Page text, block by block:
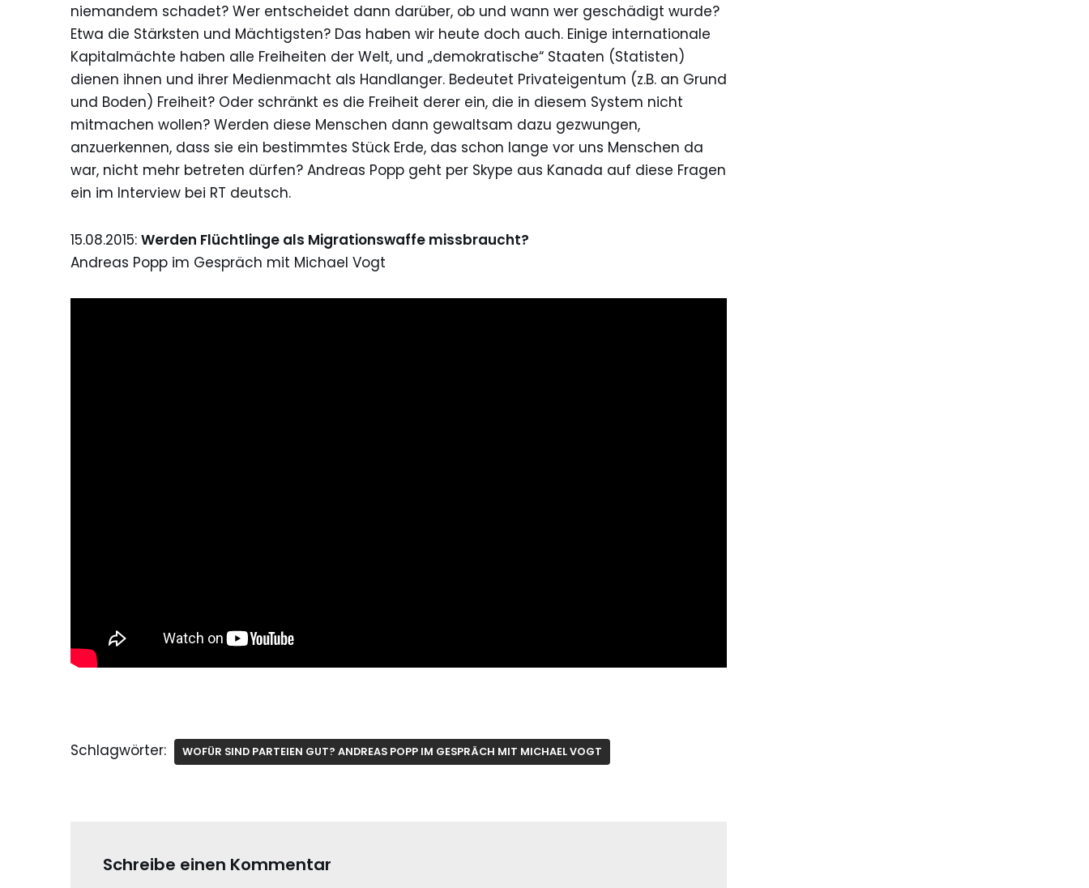
niemandem schadet? Wer entscheidet dann darüber, ob und wann wer geschädigt wurde?
Etwa die Stärksten und Mächtigsten? Das haben wir heute doch auch. Einige internationale
Kapitalmächte haben alle Freiheiten der Welt, und „demokratische“ Staaten (Statisten)
dienen ihnen und ihrer Medienmacht als Handlanger. Bedeutet Privateigentum (z.B. an Grund
und Boden) Freiheit? Oder schränkt es die Freiheit derer ein, die in diesem System nicht
mitmachen wollen? Werden diese Menschen dann gewaltsam dazu gezwungen,
anzuerkennen, dass sie ein bestimmtes Stück Erde, das schon lange vor uns Menschen da
war, nicht mehr betreten dürfen? Andreas Popp geht per Skype aus Kanada auf diese Fragen
ein im Interview bei RT deutsch.
15.08.2015: Werden Flüchtlinge als Migrationswaffe missbraucht?
Andreas Popp im Gespräch mit Michael Vogt
Schlagwörter: WOFÜR SIND PARTEIEN GUT? ANDREAS POPP IM GESPRÄCH MIT MICHAEL VOGT
Schreibe einen Kommentar